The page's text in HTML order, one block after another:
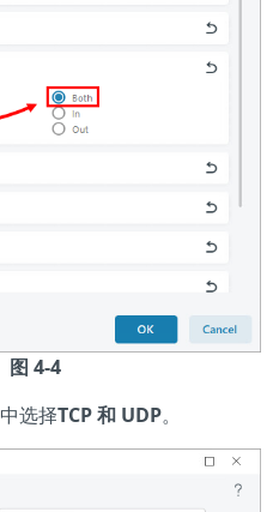
图 4-4
选择TCP 和 UDP。